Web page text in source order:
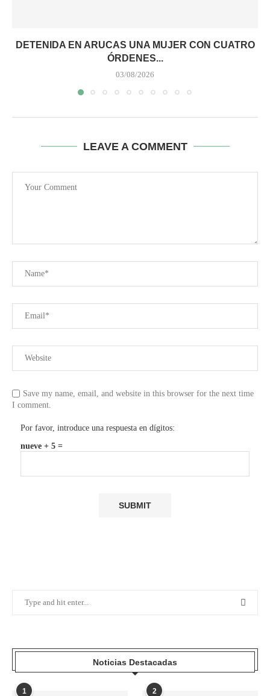
DETENIDA EN ARUCAS UNA MUJER CON CUATRO
ÓRDENES...
03/08/2026
LEAVE A COMMENT
Save my name, email, and website in this browser for the next time
I comment.
Por favor, introduce una respuesta en dígitos:
nueve + 5 =
Noticias Destacadas
1 2